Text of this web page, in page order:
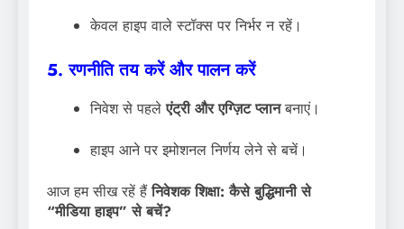
केवल हाइप वाले स्टॉक्स पर निर्भर न रहें।
5. रणनीति तय करें और पालन करें
निवेश से पहलेएंट्री और एग्ज़िट प्लानबनाएं।
हाइप आने पर इमोशनल निर्णय लेने से बचें।
आज हम सीख रहें हैंनिवेशक शिक्षा: कैसे बुद्धिमानी से
“मीडिया हाइप” से बचें?